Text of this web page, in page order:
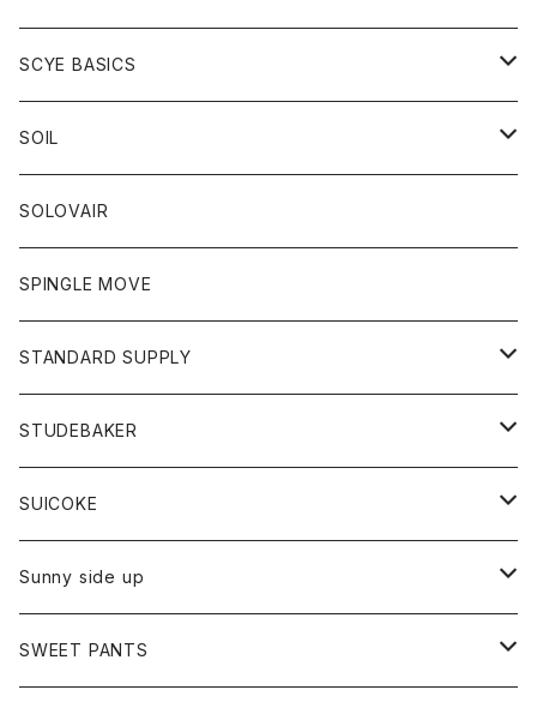
ベスト
ボトム
ワンピース
パーカー
Tシャツ
トップス
Tシャツ
トレーナー
ボトム
ショートパンツ
スカート
レディース
スカート
Tシャツ
アクセサリー
バック
靴
アウター
カーディガン
コート
グッズ
ネクタイ
グローブ
アクセサリー
トップス
カットソー
カーディガン
ボトム
ショートパンツ
パンツ
レディース
カットソー
カーディガン
SCYE BASICS
ボトム
ジーンズ
チノパン
トップス
ポロシャツ
ベスト
靴
SOIL
靴
ワンピース
トップス
カットソー
ボトム
パンツ
オーバーオール
SOLOVAIR
SPINGLE MOVE
STANDARD SUPPLY
財布
バッグ
STUDEBAKER
アクセサリー
ブレスレット
リング
SUICOKE
ブーツ
サンダル
Sunny side up
アウター
SWEET PANTS